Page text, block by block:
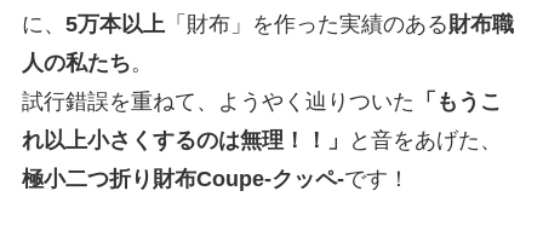
に、 5万本以上「財布」を作った実績のある財布職
人の私たち。
試行錯誤を重ねて、ようやく辿りついた 「もうこ
れ以上小さくするのは無理！！」
と音をあげた、
極小二つ折り財布Coupe-クッペ-です！